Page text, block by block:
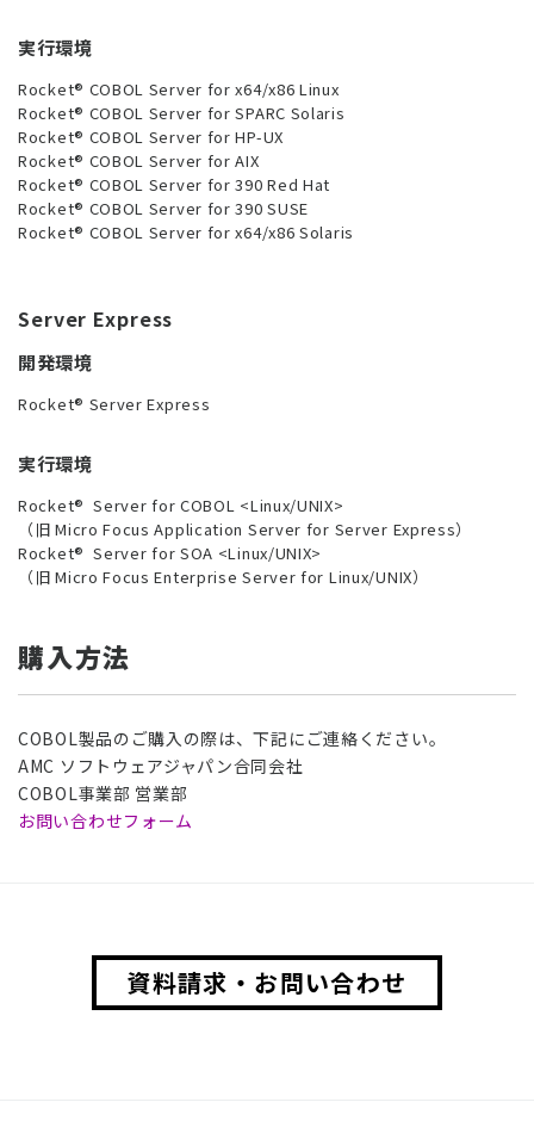
実行環境
Rocket® COBOL Server for x64/x86 Linux
Rocket® COBOL Server for SPARC Solaris
Rocket® COBOL Server for HP-UX
Rocket® COBOL Server for AIX
Rocket® COBOL Server for 390 Red Hat
Rocket® COBOL Server for 390 SUSE
Rocket® COBOL Server for x64/x86 Solaris
Server Express
開発環境
Rocket® Server Express
実行環境
Rocket® Server for COBOL <Linux/UNIX>
（旧 Micro Focus Application Server for Server Express）
Rocket® Server for SOA <Linux/UNIX>
（旧 Micro Focus Enterprise Server for Linux/UNIX）
購入方法
COBOL製品のご購入の際は、下記にご連絡ください。
AMC ソフトウェアジャパン合同会社
COBOL事業部 営業部
お問い合わせフォーム
資料請求・お問い合わせ